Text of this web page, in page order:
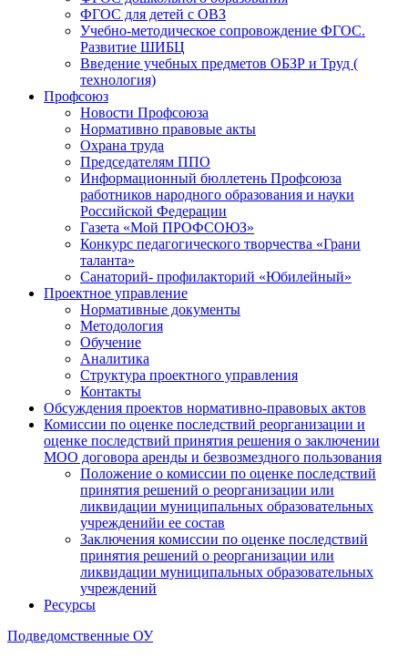
ФГОС для детей с ОВЗ
Учебно-методическое сопровождение ФГОС.
Развитие ШИБЦ
Введение учебных предметов ОБЗР и Труд (
технология)
Профсоюз
Новости Профсоюза
Нормативно правовые акты
Охрана труда
Председателям ППО
Информационный бюллетень Профсоюза
работников народного образования и науки
Российской Федерации
Газета «Мой ПРОФСОЮЗ»
Конкурс педагогического творчества «Грани
таланта»
Санаторий- профилакторий «Юбилейный»
Проектное управление
Нормативные документы
Методология
Обучение
Аналитика
Структура проектного управления
Контакты
Обсуждения проектов нормативно-правовых актов
Комиссии по оценке последствий реорганизации и
оценке последствий принятия решения о заключении
МОО договора аренды и безвозмездного пользования
Положение о комиссии по оценке последствий
принятия решений о реорганизации или
ликвидации муниципальных образовательных
учрежденийи ее состав
Заключения комиссии по оценке последствий
принятия решений о реорганизации или
ликвидации муниципальных образовательных
учреждений
Ресурсы
Подведомственные ОУ